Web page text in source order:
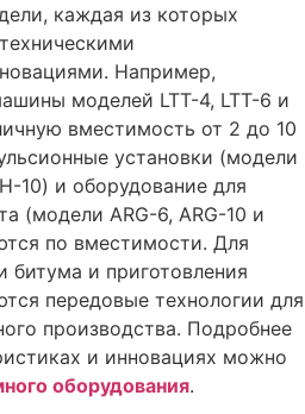
каждая из которых
Например,
моделей LTT-4, LTT-6 и
вместимость от 2 до 10
установки (модели
10) и оборудование для
(модели ARG-6, ARG-10 и
по вместимости. Для
и приготовления
передовые технологии для
производства. Подробнее
и инновациях можно
оборудования.